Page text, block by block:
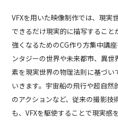
VFXを用いた映像制作では、現実
できるだけ現実的に描写すること
強くなるためのCG作り方集中講
ンタジーの世界や未来都市、異
素を現実世界の物理法則に基づい
いきます。宇宙船の飛行や超自然
のアクションなど、従来の撮影技
も、VFXを駆使することで現実感